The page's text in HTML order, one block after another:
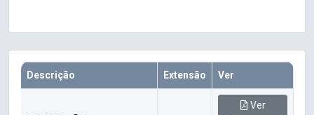
Descrição Extensão Ver
Ver